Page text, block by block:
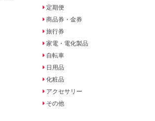
定期便
商品券・金券
旅行券
家電・電化製品
自転車
日用品
化粧品
アクセサリー
その他